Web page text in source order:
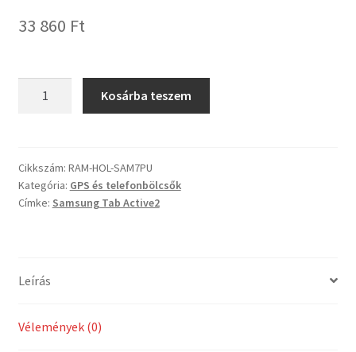
33 860 Ft
Galaxy
Tab®
Active2
hoz,
közbeni
Kosárba teszem
Cikkszám: RAM-HOL-SAM7PU
Kategória: GPS és telefonbölcsők
Címke: Samsung Tab Active2
Leírás
Vélemények (0)